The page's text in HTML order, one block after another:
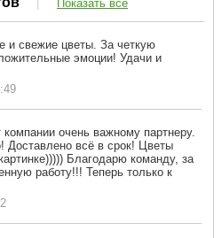
| Показать все
и свежие цветы. За четкую
эмоции! Удачи и
очень важному партнеру.
всё в срок! Цветы
Благодарю команду, за
работу!!! Теперь только к